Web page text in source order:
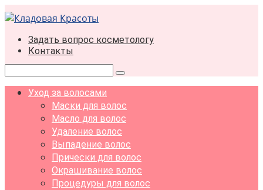
Перейти
к
контентуЗадать вопрос косметологу
Контакты
Поиск:
Уход за волосами
Маски для волос
Масло для волос
Удаление волос
Выпадение волос
Прически для волос
Окрашивание волос
Процедуры для волос